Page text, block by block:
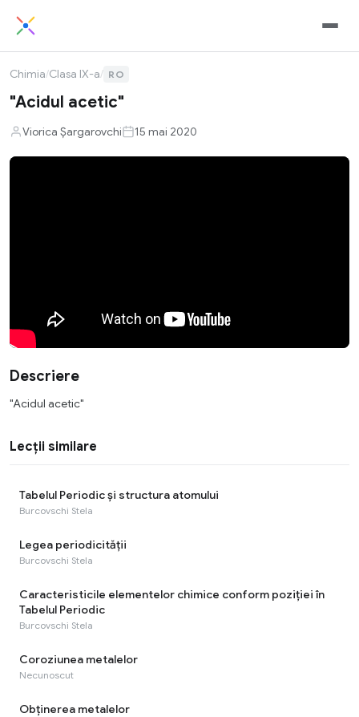
Chimia/Clasa IX-a/ RO
"Acidul acetic"
Viorica Șargarovchi 15 mai 2020
Descriere
"Acidul acetic"
Lecții similare
Tabelul Periodic și structura atomului
Burcovschi Stela
Legea periodicității
Burcovschi Stela
Caracteristicile elementelor chimice conform poziției în
Tabelul Periodic
Burcovschi Stela
Coroziunea metalelor
Necunoscut
Obținerea metalelor